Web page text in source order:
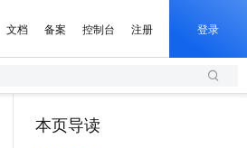
文档 备案 控制台 注册 登录
本页导读
轻量应用服务器
Agency Agents：拥有专属领域专家
AI 活动
AI 生产力先锋
阿里云 OPC 创新助力计划
专业服务
服务伙伴合作计划
Al MaaS 服务伙伴赋能合作
开发者社区
加入我们